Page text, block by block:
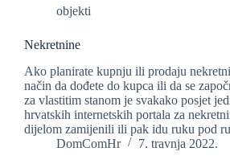
objekti
Nekretnine
Ako planirate kupnju ili prodaju
način da dođete do kupca ili da se
za vlastitim stanom je svakako posjet
hrvatskih internetskih portala za
dijelom zamijenili ili pak idu ruku pod
DomComHr
7. travnja 2022.